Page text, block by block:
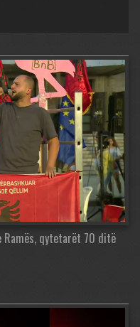
Ramës, qytetarët 70 ditë